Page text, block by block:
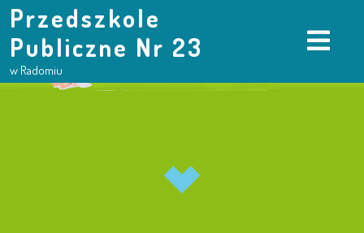
Przedszkole
Publiczne Nr 23
w Radomiu